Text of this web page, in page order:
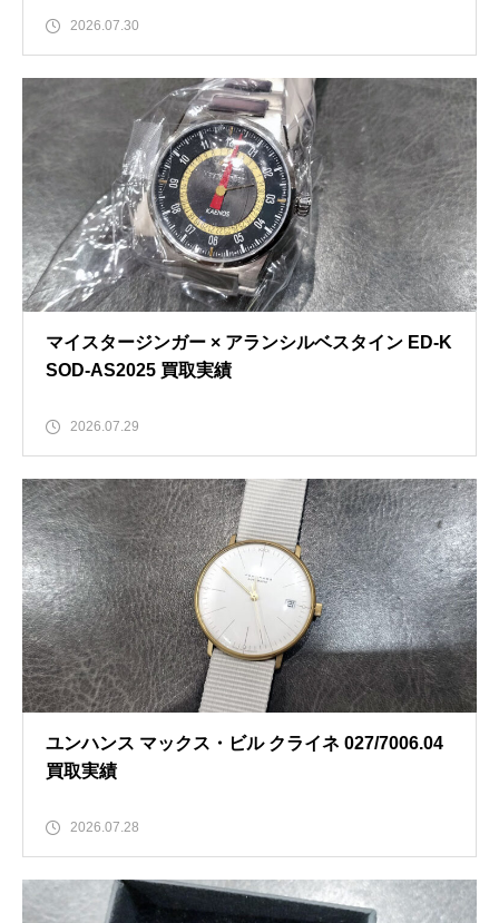
2026.07.30
マイスタージンガー × アランシルベスタイン ED-K
SOD-AS2025 買取実績
2026.07.29
ユンハンス マックス・ビル クライネ 027/7006.04
買取実績
2026.07.28